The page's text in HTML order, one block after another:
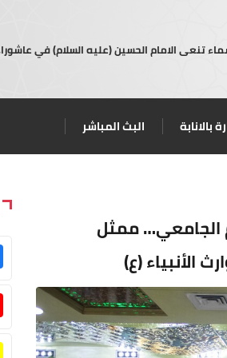
تنعى الامام الحسين (عليه السلام) في
بالانابة البث المباشر
الجامعي… ممثل
الأنبياء (ع)